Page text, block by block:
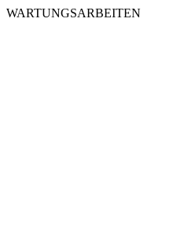
WARTUNGSARBEITEN